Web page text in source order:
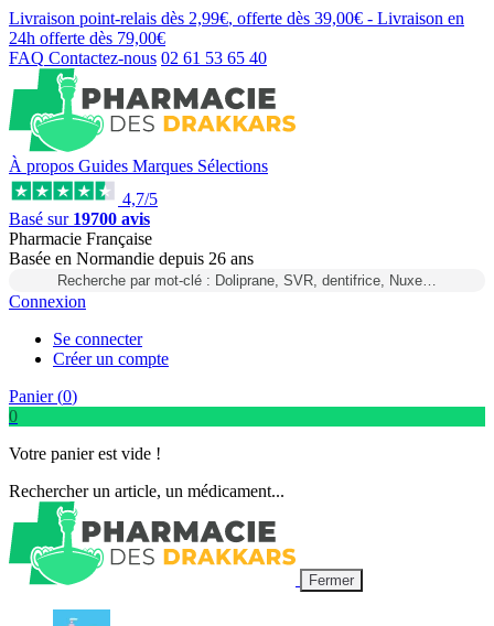
Livraison point-relais dès 2,99€, offerte dès 39,00€ - Livraison en
24h offerte dès 79,00€
FAQ Contactez-nous 02 61 53 65 40
À propos Guides Marques Sélections
4,7/5
Basé sur 19700 avis
Pharmacie Française
Basée en Normandie depuis 26 ans
Recherche par mot-clé : Doliprane, SVR, dentifrice, Nuxe…
Connexion
Se connecter
Créer un compte
Panier (0)
0
Votre panier est vide !
Rechercher un article, un médicament...
Fermer